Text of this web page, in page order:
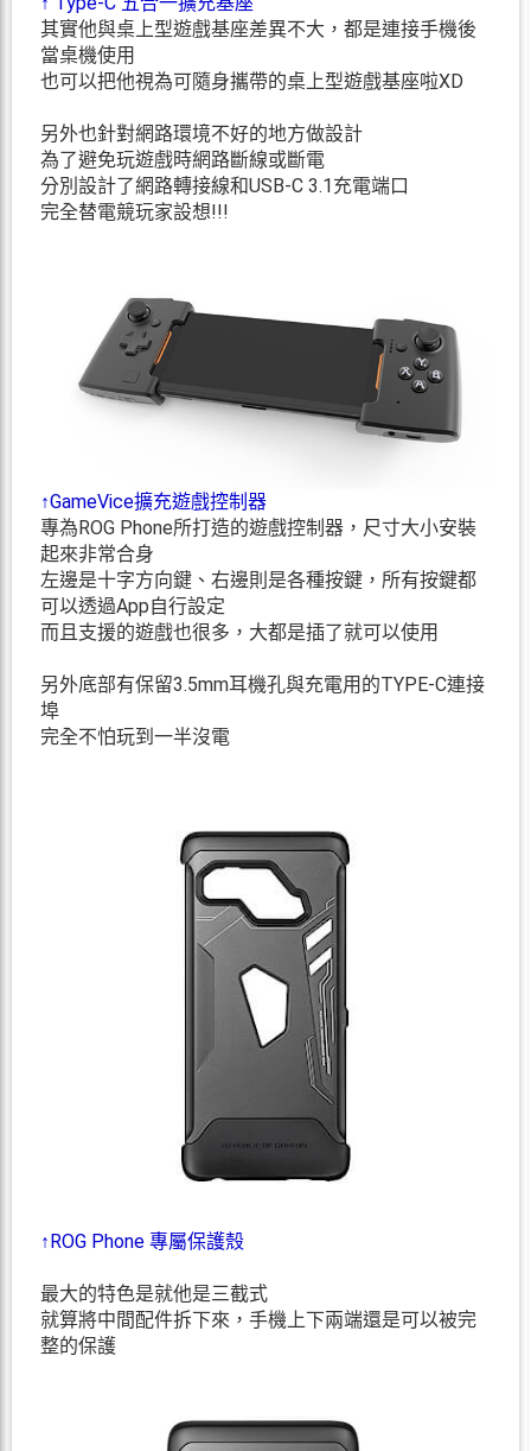
其實他與桌上型遊戲基座差異不大，都是連接手機後
當桌機使用
也可以把他視為可隨身攜帶的桌上型遊戲基座啦XD
另外也針對網路環境不好的地方做設計
為了避免玩遊戲時網路斷線或斷電
分別設計了網路轉接線和USB-C 3.1充電端口
完全替電競玩家設想!!!
↑GameVice擴充遊戲控制器
專為ROG Phone所打造的遊戲控制器，尺寸大小安裝
起來非常合身
左邊是十字方向鍵、右邊則是各種按鍵，所有按鍵都
可以透過App自行設定
而且支援的遊戲也很多，大都是插了就可以使用
另外底部有保留3.5mm耳機孔與充電用的TYPE-C連接
埠
完全不怕玩到一半沒電
↑ROG Phone 專屬保護殼
最大的特色是就他是三截式
就算將中間配件拆下來，手機上下兩端還是可以被完
整的保護